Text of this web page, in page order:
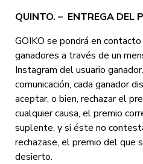
QUINTO. – ENTREGA DEL
GOIKO se pondrá en
ganadores a través de un
Instagram del usuario
comunicación, cada ganador
aceptar, o bien, rechazar el
cualquier causa, el premio
suplente, y si éste no
rechazase, el premio del que
desierto.